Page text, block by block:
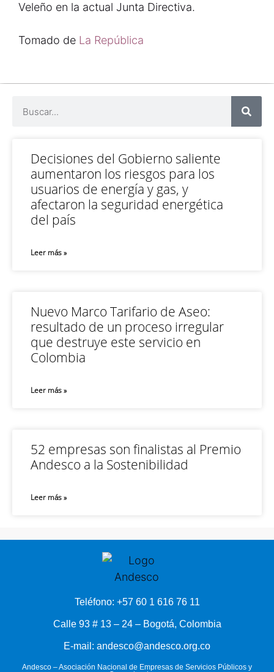
Veleño en la actual Junta Directiva.
Tomado de La República
Decisiones del Gobierno saliente
aumentaron los riesgos para los
usuarios de energía y gas, y
afectaron la seguridad energética
del país
Leer más »
Nuevo Marco Tarifario de Aseo:
resultado de un proceso irregular
que destruye este servicio en
Colombia
Leer más »
52 empresas son finalistas al Premio
Andesco a la Sostenibilidad
Leer más »
Teléfono: +57 60 1 616 76 11
Calle 93 # 13 – 24 – Bogotá, Colombia
E-mail: andesco@andesco.org.co
Andesco – Asociación Nacional de Empresas de Servicios Públicos y